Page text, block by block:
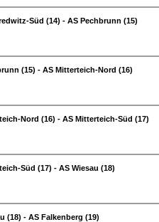
Süd (14) - AS Pechbrunn (15)
(15) - AS Mitterteich-Nord (16)
Nord (16) - AS Mitterteich-Süd (17)
Süd (17) - AS Wiesau (18)
(18) - AS Falkenberg (19)